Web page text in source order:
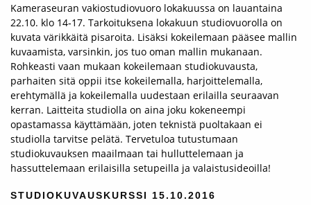
Kameraseuran vakiostudiovuoro lokakuussa on lauantaina
22.10. klo 14‐17. Tarkoituksena lokakuun studiovuorolla on
kuvata värikkäitä pisaroita. Lisäksi kokeilemaan pääsee mallin
kuvaamista, varsinkin, jos tuo oman mallin mukanaan.
Rohkeasti vaan mukaan kokeilemaan studiokuvausta,
parhaiten sitä oppii itse kokeilemalla, harjoittelemalla,
erehtymällä ja kokeilemalla uudestaan erilailla seuraavan
kerran. Laitteita studiolla on aina joku kokeneempi
opastamassa käyttämään, joten teknistä puoltakaan ei
studiolla tarvitse pelätä. Tervetuloa tutustumaan
studiokuvauksen maailmaan tai hulluttelemaan ja
hassuttelemaan erilaisilla setupeilla ja valaistusideoilla!
STUDIOKUVAUSKURSSI 15.10.2016